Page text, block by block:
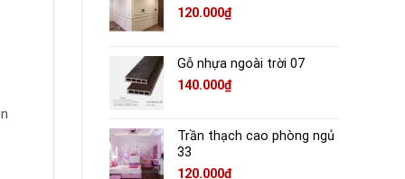
120.000₫
Gỗ nhựa ngoài trời 07
140.000₫
Trần thạch cao phòng ngủ
33
120.000₫